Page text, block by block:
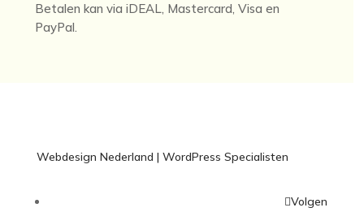
Betalen kan via iDEAL, Mastercard, Visa en
PayPal.
Webdesign Nederland | WordPress Specialisten
Volgen